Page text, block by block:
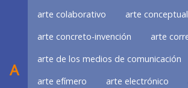
A
arte colaborativo
arte conceptual
arte concreto-invención
arte
arte de los medios de comunicación
arte efímero
arte electrónico